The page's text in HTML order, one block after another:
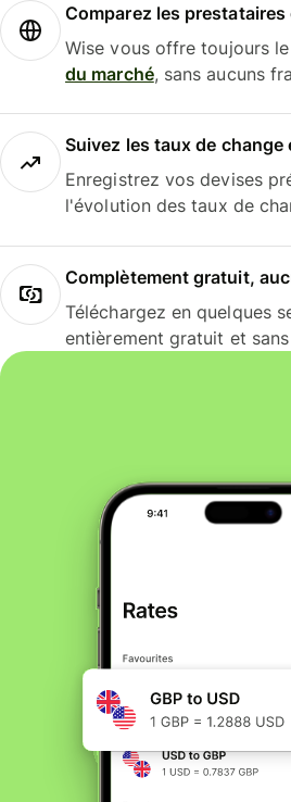
Comparez les
Wise vous offre toujours
du marché, sans aucuns
Suivez les taux de change
Enregistrez vos devises
l'évolution des taux de
Complètement gratuit,
Téléchargez en quelques
entièrement gratuit et